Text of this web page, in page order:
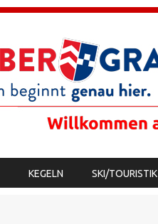
KEGELN SKI/TOURISTIK